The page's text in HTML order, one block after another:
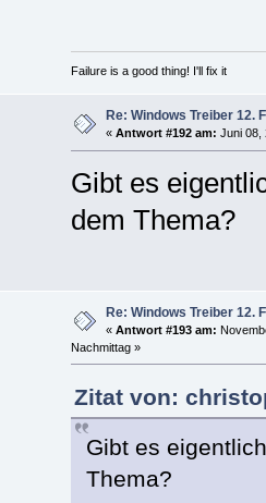
Failure is a good thing! I'll fix it
Re: Windows Treiber 12.
« Antwort #192 am: Juni 08,
Gibt es
dem Thema?
Re: Windows Treiber 12.
« Antwort #193 am:
Nachmittag »
Zitat von:
Gibt es
Thema?